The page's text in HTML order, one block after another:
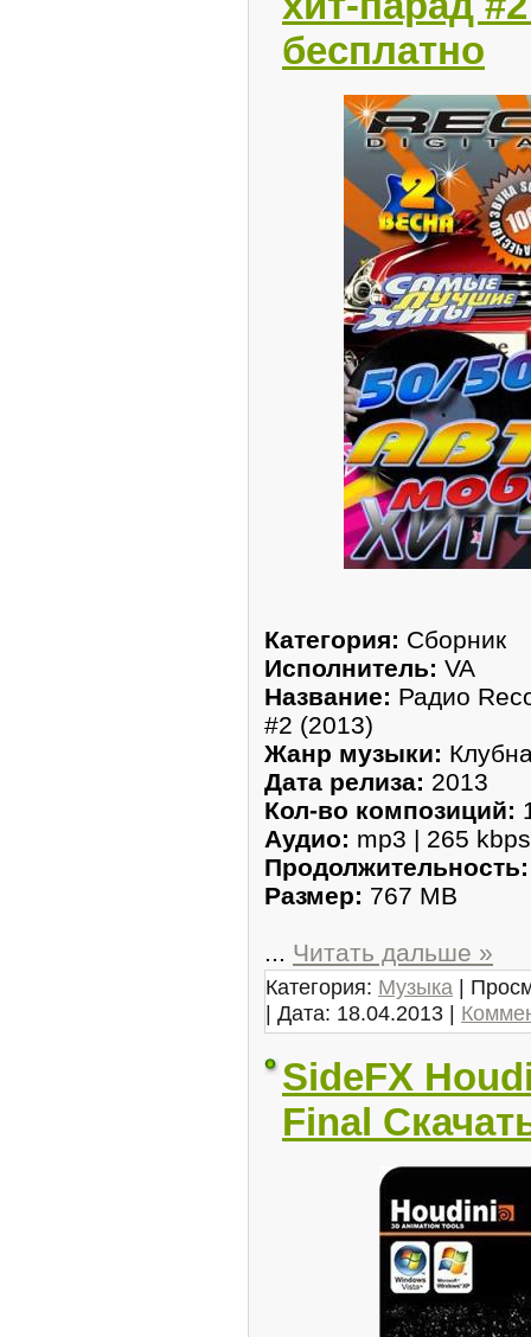
бесплатно
Категория: Сборник
Исполнитель: VA
Название: Радио
#2 (2013)
Жанр музыки:
Дата релиза: 2013
Кол-во композиций:
Аудио: mp3 | 265 kbps
Продолжительность:
Размер: 767 MB
... Читать дальше »
Категория: Музыка |
| Дата: 18.04.2013 |
SideFX
Final